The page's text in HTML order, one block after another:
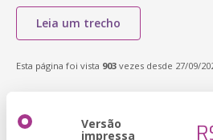
Leia um trecho
Esta página foi vista 903 vezes desde 27/09/
Versão
impressa